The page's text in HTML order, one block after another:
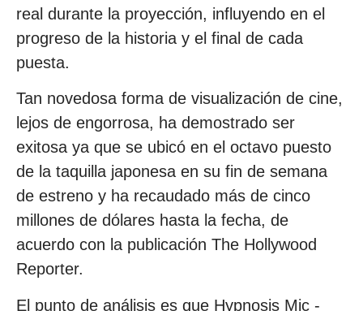
real durante la proyección, influyendo en el
progreso de la historia y el final de cada
puesta.
Tan novedosa forma de visualización de cine,
lejos de engorrosa, ha demostrado ser
exitosa ya que se ubicó en el octavo puesto
de la taquilla japonesa en su fin de semana
de estreno y ha recaudado más de cinco
millones de dólares hasta la fecha, de
acuerdo con la publicación The Hollywood
Reporter.
El punto de análisis es que Hypnosis Mic -